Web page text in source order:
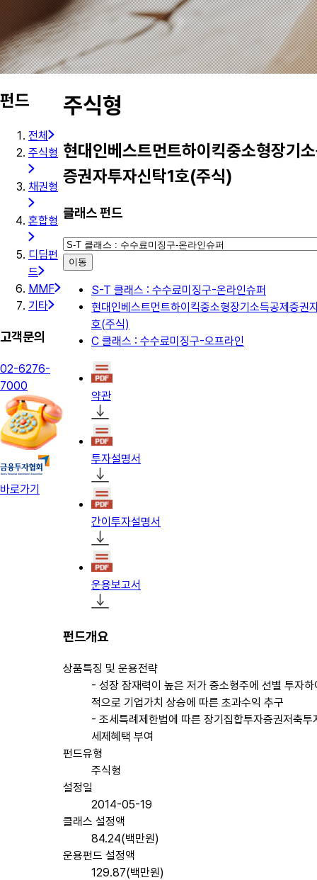
펀드
전체
주식형
채권형
혼합형
디딤펀
드
MMF
기타
고객문의
02-6276-
7000
바로가기
주식형
현대인베스트먼트하이킥중소형장기
증권자투자신탁1호(주식)
클래스 펀드
이동
S-T 클래스 : 수수료미징구-온라인슈퍼
현대인베스트먼트하이킥중소형장기소득공제증권
호(주식)
C 클래스 : 수수료미징구-오프라인
약관
투자설명서
간이투자설명서
운용보고서
펀드개요
상품특징 및 운용전략
- 성장 잠재력이 높은 저가 중소형주에 선별 투자
적으로 기업가치 상승에 따른 초과수익 추구
- 조세특례제한법에 따른 장기집합투자증권저축투
세제혜택 부여
펀드유형
주식형
설정일
2014-05-19
클래스 설정액
84.24(백만원)
운용펀드 설정액
129.87(백만원)